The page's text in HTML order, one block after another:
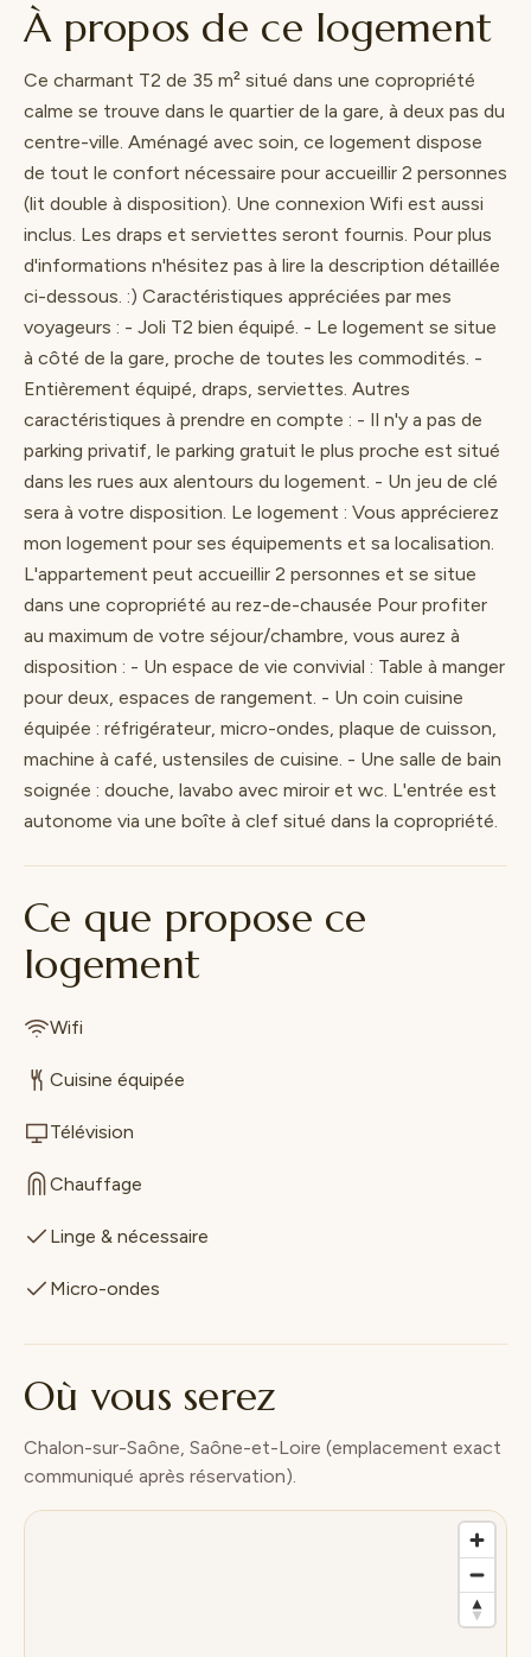
À propos de ce logement
Ce charmant T2 de 35 m² situé dans une copropriété
calme se trouve dans le quartier de la gare, à deux pas du
centre-ville. Aménagé avec soin, ce logement dispose
de tout le confort nécessaire pour accueillir 2 personnes
(lit double à disposition). Une connexion Wifi est aussi
inclus. Les draps et serviettes seront fournis. Pour plus
d'informations n'hésitez pas à lire la description détaillée
ci-dessous. :) Caractéristiques appréciées par mes
voyageurs : - Joli T2 bien équipé. - Le logement se situe
à côté de la gare, proche de toutes les commodités. -
Entièrement équipé, draps, serviettes. Autres
caractéristiques à prendre en compte : - Il n'y a pas de
parking privatif, le parking gratuit le plus proche est situé
dans les rues aux alentours du logement. - Un jeu de clé
sera à votre disposition. Le logement : Vous apprécierez
mon logement pour ses équipements et sa localisation.
L'appartement peut accueillir 2 personnes et se situe
dans une copropriété au rez-de-chausée Pour profiter
au maximum de votre séjour/chambre, vous aurez à
disposition : - Un espace de vie convivial : Table à manger
pour deux, espaces de rangement. - Un coin cuisine
équipée : réfrigérateur, micro-ondes, plaque de cuisson,
machine à café, ustensiles de cuisine. - Une salle de bain
soignée : douche, lavabo avec miroir et wc. L'entrée est
autonome via une boîte à clef situé dans la copropriété.
Ce que propose ce
logement
Wifi
Cuisine équipée
Télévision
Chauffage
Linge & nécessaire
Micro-ondes
Où vous serez
Chalon-sur-Saône, Saône-et-Loire (emplacement exact
communiqué après réservation).